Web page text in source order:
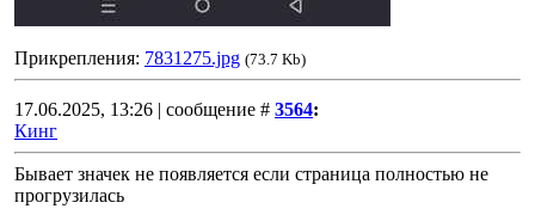
Прикрепления: 7831275.jpg (73.7 Kb)
17.06.2025, 13:26 | сообщение # 3564:
Кинг
Бывает значек не появляется если страница полностью не
прогрузилась